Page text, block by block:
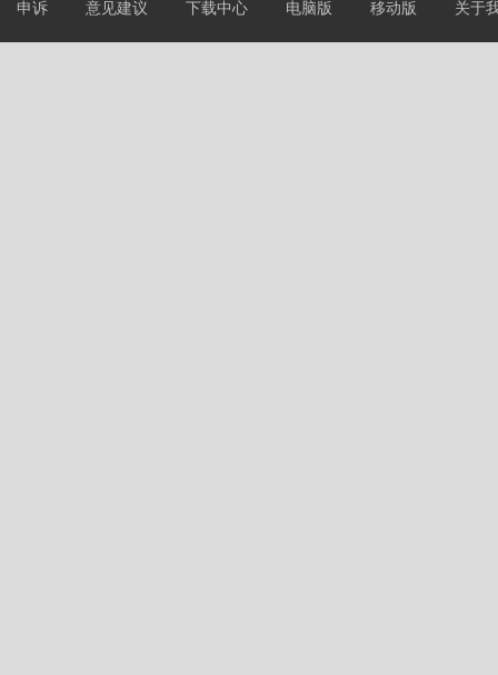
申诉 意见建议 下载中心 电脑版 移动版 关于